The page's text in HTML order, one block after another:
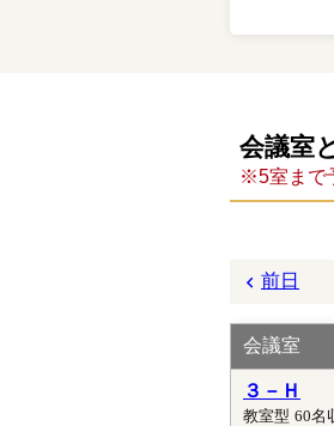
会議室
※5室まで
前日
会議室
３－Ｈ
教室型 60名